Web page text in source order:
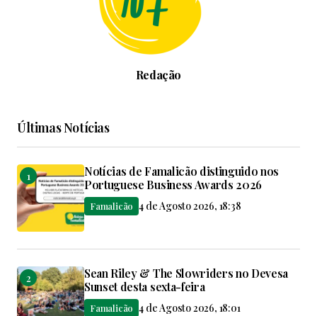
Redação
Últimas Notícias
Notícias de Famalicão distinguido nos
Portuguese Business Awards 2026
Famalicão 4 de Agosto 2026, 18:38
Sean Riley & The Slowriders no Devesa
Sunset desta sexta-feira
Famalicão 4 de Agosto 2026, 18:01